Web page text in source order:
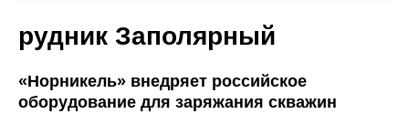
рудник Заполярный
«Норникель» внедряет российское
оборудование для заряжания скважин